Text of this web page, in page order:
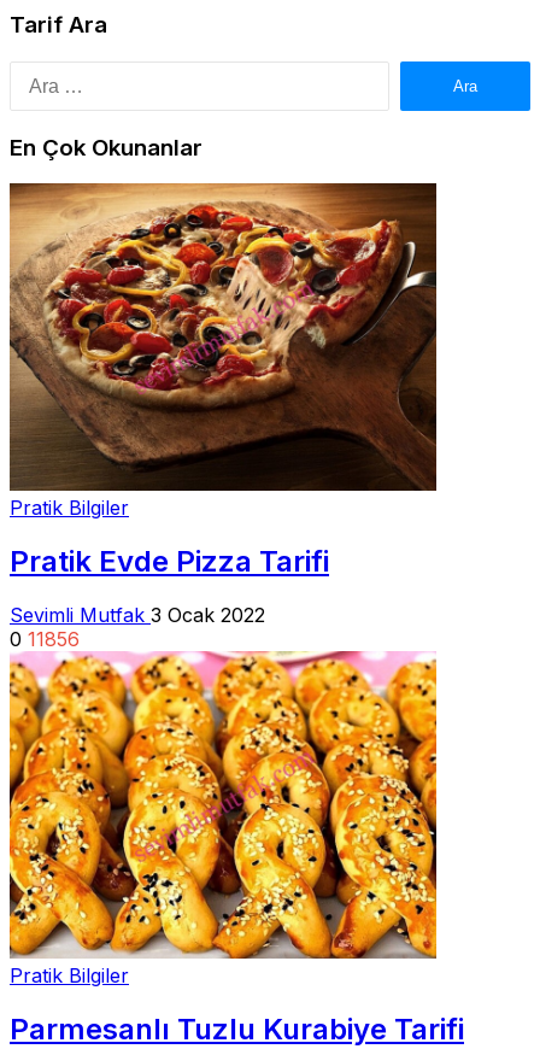
Tarif Ara
En Çok Okunanlar
Pratik Bilgiler
Pratik Evde Pizza Tarifi
Sevimli Mutfak 3 Ocak 2022
0 11856
Pratik Bilgiler
Parmesanlı Tuzlu Kurabiye Tarifi